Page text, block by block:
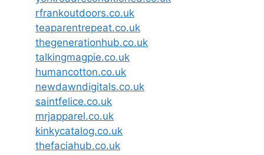
rfrankoutdoors.co.uk
teaparentrepeat.co.uk
thegenerationhub.co.uk
talkingmagpie.co.uk
humancotton.co.uk
newdawndigitals.co.uk
saintfelice.co.uk
mrjapparel.co.uk
kinkycatalog.co.uk
thefaciahub.co.uk